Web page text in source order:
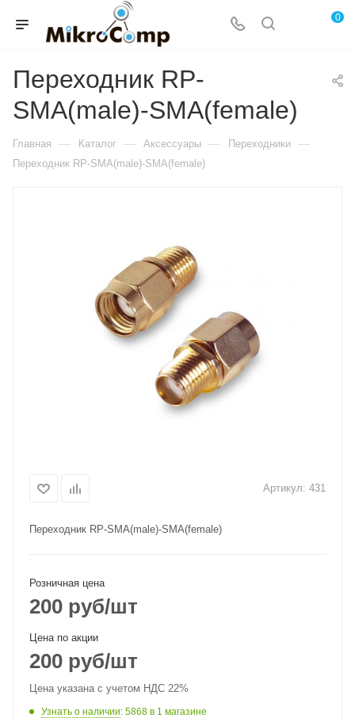
0
Переходник RP-
SMA(male)-SMA(female)
Главная — Каталог — Аксессуары — Переходники —
Переходник RP-SMA(male)-SMA(female)
Артикул: 431
Переходник RP-SMA(male)-SMA(female)
Розничная цена
200 руб/шт
Цена по акции
200 руб/шт
Цена указана с учетом НДС 22%
Узнать о наличии: 5868 в 1 магазине